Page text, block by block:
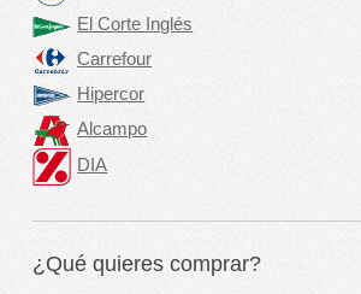
El Corte Inglés
Carrefour
Hipercor
Alcampo
DIA
¿Qué quieres comprar?